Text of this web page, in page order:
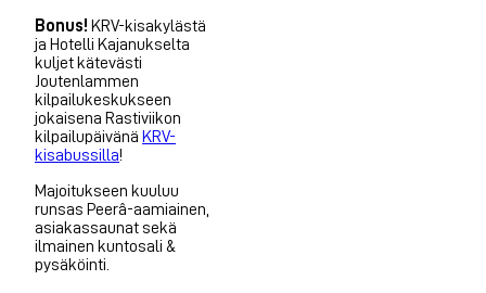
Bonus! KRV-kisakylästä
ja Hotelli Kajanukselta
kuljet kätevästi
Joutenlammen
kilpailukeskukseen
jokaisena Rastiviikon
kilpailupäivänä KRV-
kisabussilla!
Majoitukseen kuuluu
runsas Peerâ-aamiainen,
asiakassaunat sekä
ilmainen kuntosali &
pysäköinti.